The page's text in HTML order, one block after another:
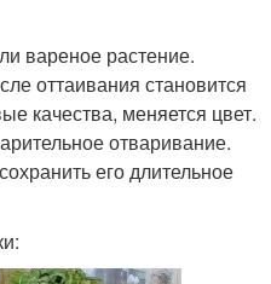
вареное растение.
оттаивания становится
качества, меняется цвет.
отваривание.
его длительное